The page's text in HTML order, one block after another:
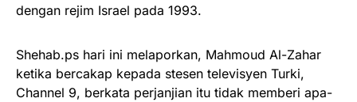
dengan rejim Israel pada 1993.
Shehab.ps hari ini melaporkan, Mahmoud Al-Zahar
ketika bercakap kepada stesen televisyen Turki,
Channel 9, berkata perjanjian itu tidak memberi apa-